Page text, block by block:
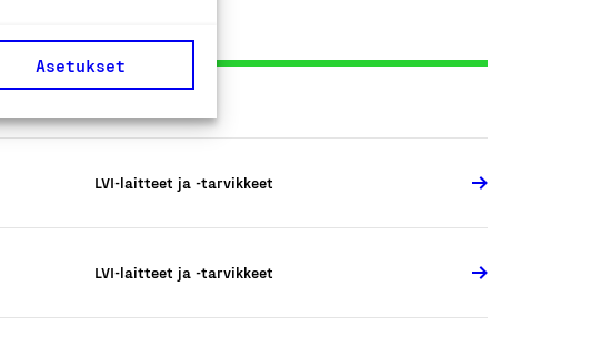
Asetukset
LVI-laitteet ja -tarvikkeet
LVI-laitteet ja -tarvikkeet